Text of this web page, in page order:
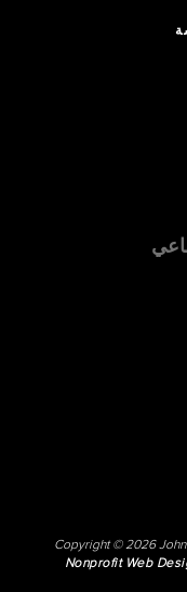
Copyright © 2026
Nonprofit Web